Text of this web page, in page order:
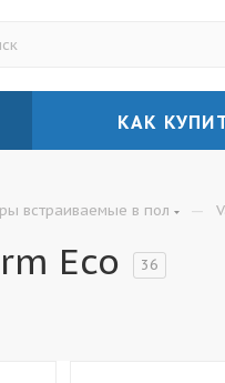
КАК
встраиваемые в пол —
Eco 36